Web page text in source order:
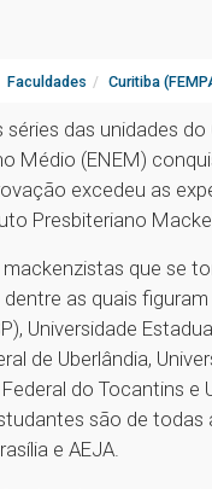
Faculdades Curitiba
séries das unidades
Médio (ENEM)
excedeu as
Presbiteriano
que se
as quais
Universidade
de Uberlândia,
do Tocantins e
são de
e AEJA.